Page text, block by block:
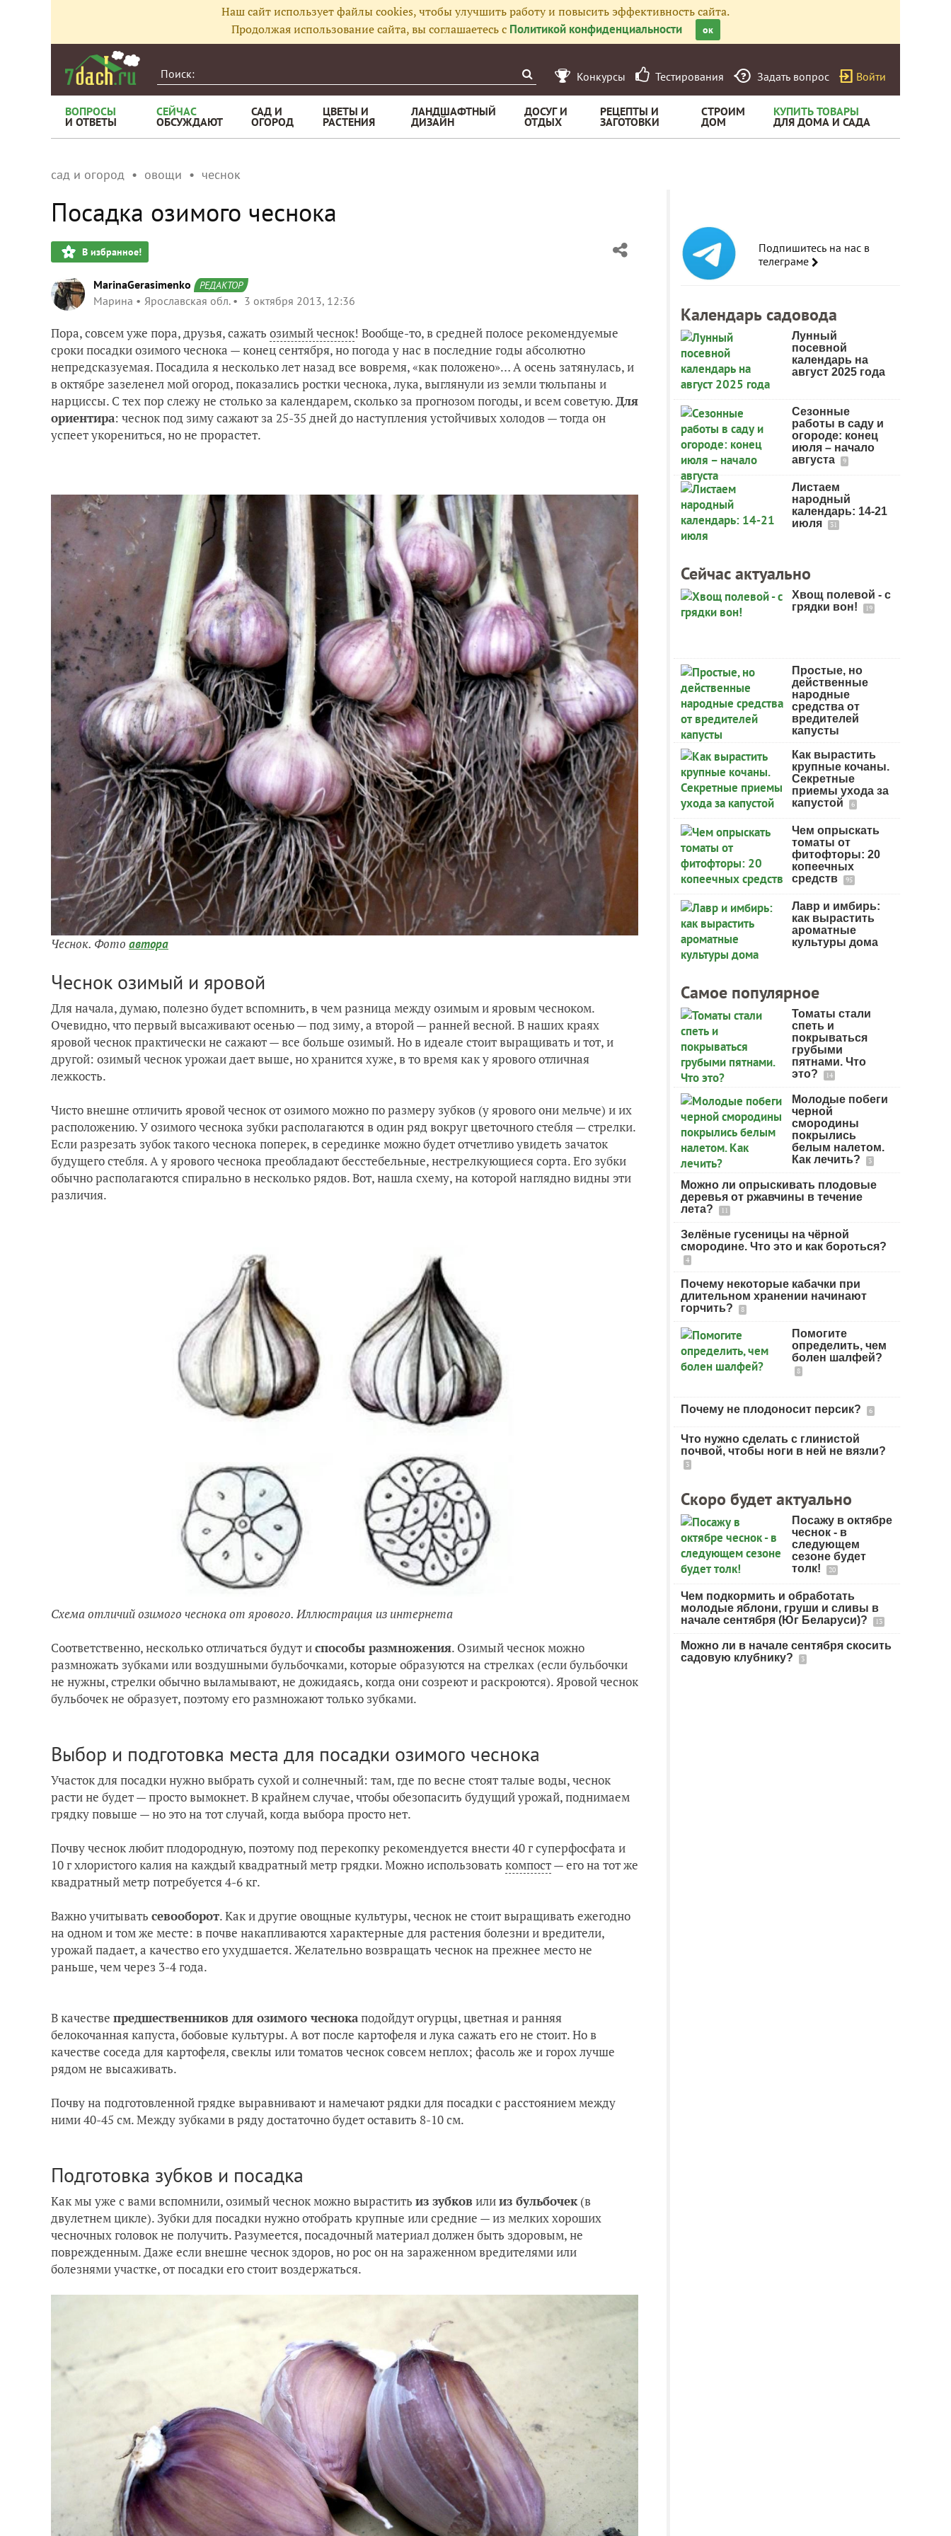
Наш сайт использует файлы cookies, чтобы улучшить работу и повысить эффективность сайта.
Продолжая использование сайта, вы соглашаетесь с Политикой конфиденциальности ок
Конкурсы Тестирования Задать вопрос Войти
ВОПРОСЫ
И ОТВЕТЫ
СЕЙЧАС
ОБСУЖДАЮТ
САД И
ОГОРОД
ЦВЕТЫ И
РАСТЕНИЯ
ЛАНДШАФТНЫЙ
ДИЗАЙН
ДОСУГ И
ОТДЫХ
РЕЦЕПТЫ И
ЗАГОТОВКИ
СТРОИМ
ДОМ
КУПИТЬ ТОВАРЫ
ДЛЯ ДОМА И САДА
сад и огород овощи чеснок
Посадка озимого чеснока
В избранное!
MarinaGerasimenko РЕДАКТОР
Марина Ярославская обл. 3 октября 2013, 12:36
Пора, совсем уже пора, друзья, сажать озимый чеснок! Вообще-то, в средней полосе рекомендуемые
сроки посадки озимого чеснока — конец сентября, но погода у нас в последние годы абсолютно
непредсказуемая. Посадила я несколько лет назад все вовремя, «как положено»… А осень затянулась, и
в октябре зазеленел мой огород, показались ростки чеснока, лука, выглянули из земли тюльпаны и
нарциссы. С тех пор слежу не столько за календарем, сколько за прогнозом погоды, и всем советую.Для
ориентира: чеснок под зиму сажают за 25-35 дней до наступления устойчивых холодов — тогда он
успеет укорениться, но не прорастет.
Чеснок. Фото автора
Чеснок озимый и яровой
Для начала, думаю, полезно будет вспомнить, в чем разница между озимым и яровым чесноком.
Очевидно, что первый высаживают осенью — под зиму, а второй — ранней весной. В наших краях
яровой чеснок практически не сажают — все больше озимый. Но в идеале стоит выращивать и тот, и
другой: озимый чеснок урожаи дает выше, но хранится хуже, в то время как у ярового отличная
лежкость.
Чисто внешне отличить яровой чеснок от озимого можно по размеру зубков (у ярового они мельче) и их
расположению. У озимого чеснока зубки располагаются в один ряд вокруг цветочного стебля — стрелки.
Если разрезать зубок такого чеснока поперек, в серединке можно будет отчетливо увидеть зачаток
будущего стебля. А у ярового чеснока преобладают бесстебельные, нестрелкующиеся сорта. Его зубки
обычно располагаются спирально в несколько рядов. Вот, нашла схему, на которой наглядно видны эти
различия.
Схема отличий озимого чеснока от ярового. Иллюстрация из интернета
Соответственно, несколько отличаться будут испособы размножения. Озимый чеснок можно
размножать зубками или воздушными бульбочками, которые образуются на стрелках (если бульбочки
не нужны, стрелки обычно выламывают, не дожидаясь, когда они созреют и раскроются). Яровой чеснок
бульбочек не образует, поэтому его размножают только зубками.
Выбор и подготовка места для посадки озимого чеснока
Участок для посадки нужно выбрать сухой и солнечный: там, где по весне стоят талые воды, чеснок
расти не будет — просто вымокнет. В крайнем случае, чтобы обезопасить будущий урожай, поднимаем
грядку повыше — но это на тот случай, когда выбора просто нет.
Почву чеснок любит плодородную, поэтому под перекопку рекомендуется внести 40 г суперфосфата и
10 г хлористого калия на каждый квадратный метр грядки. Можно использовать компост— его на тот же
квадратный метр потребуется 4-6 кг.
Важно учитывать севооборот. Как и другие овощные культуры, чеснок не стоит выращивать ежегодно
на одном и том же месте: в почве накапливаются характерные для растения болезни и вредители,
урожай падает, а качество его ухудшается. Желательно возвращать чеснок на прежнее место не
раньше, чем через 3-4 года.
В качестве предшественников для озимого чеснокаподойдут огурцы, цветная и ранняя
белокочанная капуста, бобовые культуры. А вот после картофеля и лука сажать его не стоит. Но в
качестве соседа для картофеля, свеклы или томатов чеснок совсем неплох; фасоль же и горох лучше
рядом не высаживать.
Почву на подготовленной грядке выравнивают и намечают рядки для посадки с расстоянием между
ними 40-45 см. Между зубками в ряду достаточно будет оставить 8-10 см.
Подготовка зубков и посадка
Как мы уже с вами вспомнили, озимый чеснок можно вырастить из зубков илииз бульбочек (в
двулетнем цикле). Зубки для посадки нужно отобрать крупные или средние — из мелких хороших
чесночных головок не получить. Разумеется, посадочный материал должен быть здоровым, не
поврежденным. Даже если внешне чеснок здоров, но рос он на зараженном вредителями или
болезнями участке, от посадки его стоит воздержаться.
Подпишитесь на нас в
телеграме
Календарь садовода
Лунный
посевной
календарь на
август 2025 года
Сезонные
работы в саду и
огороде: конец
июля – начало
августа
9
Листаем
народный
календарь: 14-21
июля
31
Сейчас актуально
Хвощ полевой - с
грядки вон!
19
Простые, но
действенные
народные
средства от
вредителей
капусты
Как вырастить
крупные кочаны.
Секретные
приемы ухода за
капустой
6
Чем опрыскать
томаты от
фитофторы: 20
копеечных
средств
95
Лавр и имбирь:
как вырастить
ароматные
культуры дома
Самое популярное
Томаты стали
спеть и
покрываться
грубыми
пятнами. Что
это?
14
Молодые побеги
черной
смородины
покрылись
белым налетом.
Как лечить?
3
Можно ли опрыскивать плодовые
деревья от ржавчины в течение
лета?
11
Зелёные гусеницы на чёрной
смородине. Что это и как бороться?
4
Почему некоторые кабачки при
длительном хранении начинают
горчить?
8
Помогите
определить, чем
болен шалфей?
8
Почему не плодоносит персик? 6
Что нужно сделать с глинистой
почвой, чтобы ноги в ней не вязли?
3
Скоро будет актуально
Посажу в октябре
чеснок - в
следующем
сезоне будет
толк!
20
Чем подкормить и обработать
молодые яблони, груши и сливы в
начале сентября (Юг Беларуси)?
13
Можно ли в начале сентября скосить
садовую клубнику?
3